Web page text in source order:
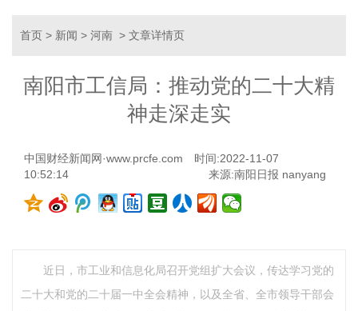
首页 > 新闻 > 河南 > 文章详情页
南阳市工信局：推动党的二十大精
神走深走实
中国财经新闻网·www.prcfe.com
时间:2022-11-07
10:52:14
来源:南阳日报 nanyang
近日，市工业和信息化局召开党组扩大会议，传达学习党的
二十大和党的二十届一中全会精神，以及全省、全市领导干部会